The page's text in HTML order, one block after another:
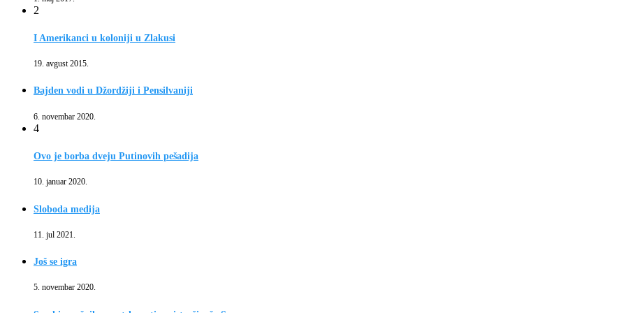
2
I Amerikanci u koloniji u Zlakusi
19. avgust 2015.
Bajden vodi u Džordžiji i Pensilvaniji
6. novembar 2020.
4
Ovo je borba dveju Putinovih pešadija
10. januar 2020.
Sloboda medija
11. jul 2021.
Još se igra
5. novembar 2020.